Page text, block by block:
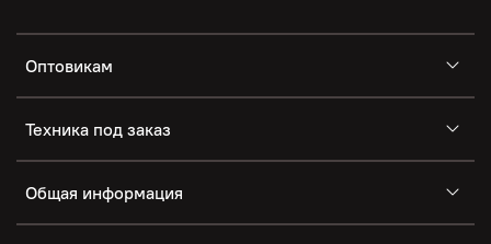
Оптовикам
Техника под заказ
Общая информация